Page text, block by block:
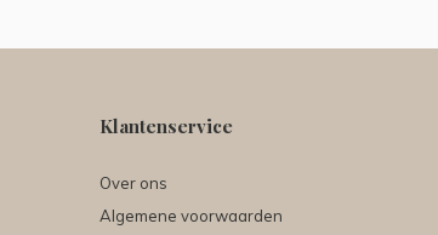
Klantenservice
Over ons
Algemene voorwaarden